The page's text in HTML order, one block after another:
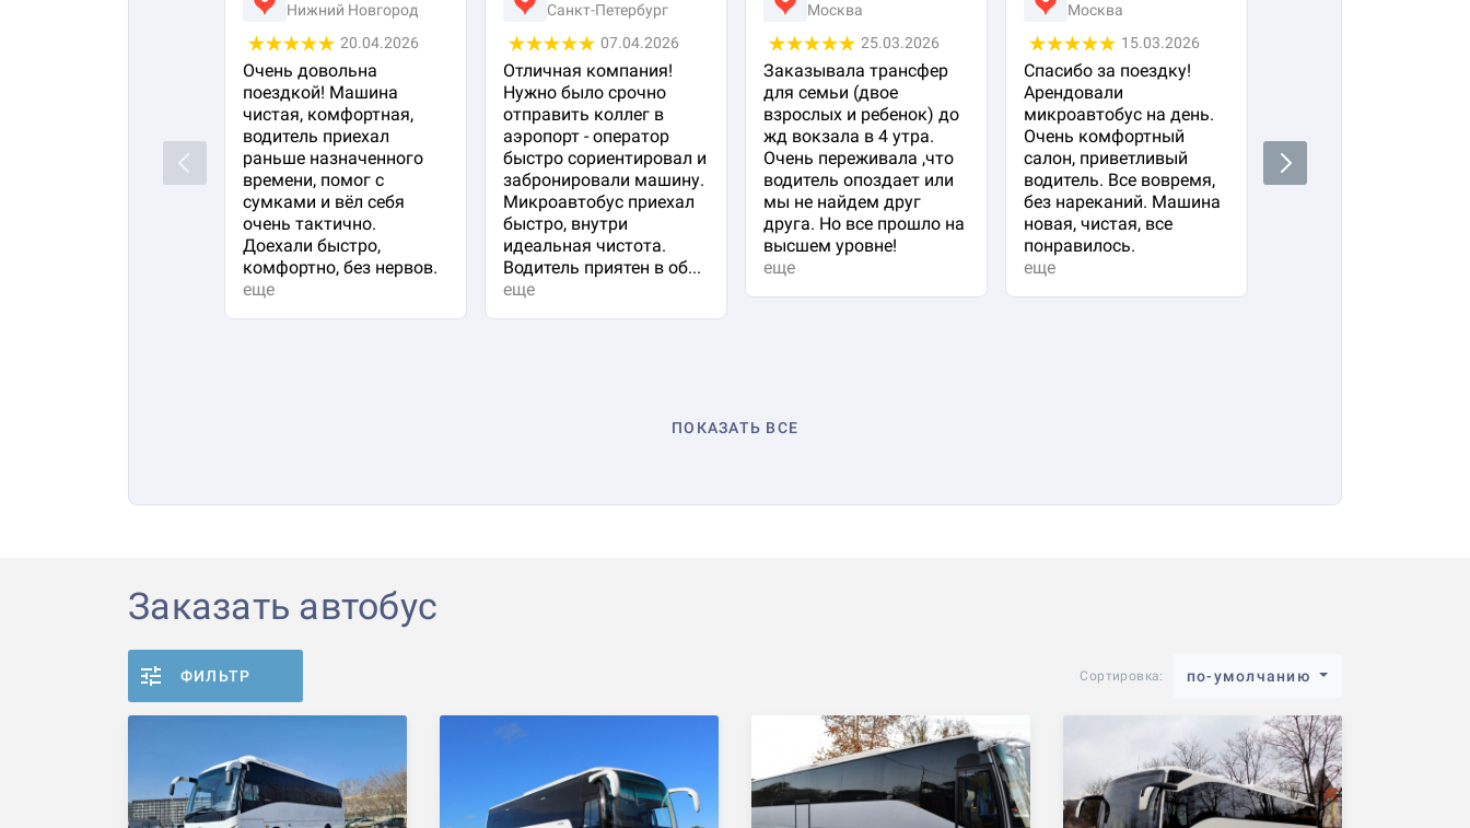
Previous
Нижний Новгород
20.04.2026
Очень довольна
поездкой! Машина
чистая, комфортная,
водитель приехал
раньше назначенного
времени, помог с
сумками и вёл себя
очень тактично.
Доехали быстро,
комфортно, без нервов.
еще
Санкт-Петербург
07.04.2026
Отличная компания!
Нужно было срочно
отправить коллег в
аэропорт - оператор
быстро сориентировал и
забронировали машину.
Микроавтобус приехал
быстро, внутри
идеальная чистота.
Водитель приятен в об...
еще
Москва
25.03.2026
Заказывала трансфер
для семьи (двое
взрослых и ребенок) до
жд вокзала в 4 утра.
Очень переживала ,что
водитель опоздает или
мы не найдем друг
друга. Но все прошло на
высшем уровне!
еще
Москва
15.03.2026
Спасибо за поездку!
Арендовали
микроавтобус на день.
Очень комфортный
салон, приветливый
водитель. Все вовремя,
без нареканий. Машина
новая, чистая, все
понравилось.
еще
очень довольна!
Водитель водит очень
плавно и аккуратно,
Next
ПОКАЗАТЬ ВСЕ
Заказать автобус
ФИЛЬТР Сортировка: по-умолчанию